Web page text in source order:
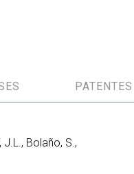
PATENTES
Bolaño, S.,